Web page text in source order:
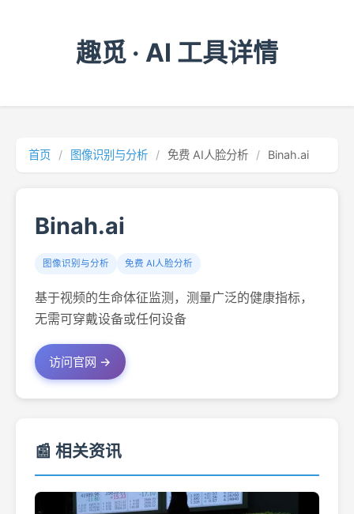
趣觅 · AI 工具详情
首页 / 图像识别与分析 / 免费 AI人脸分析 / Binah.ai
Binah.ai
图像识别与分析 免费 AI人脸分析
基于视频的生命体征监测，测量广泛的健康指标，
无需可穿戴设备或任何设备
访问官网 →
📰 相关资讯